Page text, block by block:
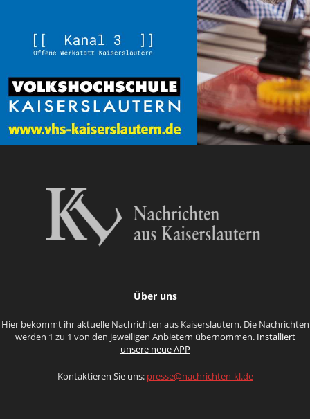
Über uns
Hier bekommt ihr aktuelle Nachrichten aus Kaiserslautern. Die Nachrichten
werden 1 zu 1 von den jeweiligen Anbietern übernommen. Installiert
unsere neue APP
Kontaktieren Sie uns: presse@nachrichten-kl.de